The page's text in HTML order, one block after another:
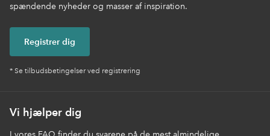
spændende nyheder og masser af inspiration.
Registrer dig
* Se tilbudsbetingelser ved registrering
Vi hjælper dig